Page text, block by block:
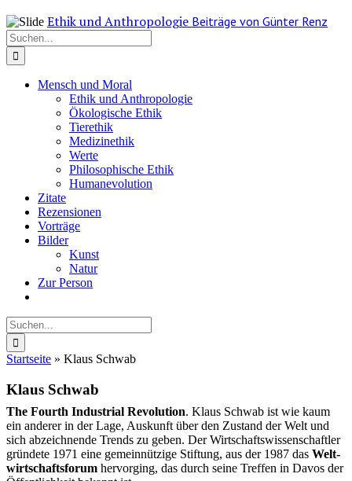
Zum
Inhalt
springen
Ethik und Anthropologie Beiträge von Günter Renz
Suche
nach:
Mensch und Moral
Ethik und Anthropologie
Ökologische Ethik
Tierethik
Medizinethik
Werte
Philosophische Ethik
Humanevolution
Zitate
Rezensionen
Vorträge
Bilder
Kunst
Natur
Zur Person
Suche
nach:
Startseite » Klaus Schwab
Klaus Schwab
The Fourth Indus­tri­al Revo­lu­ti­on. Klaus Schwab ist wie kaum
ein ande­rer in der Lage, Aus­kunft über den Zustand der Welt und
sich abzeich­nen­de Trends zu geben. Der Wirt­schafts­wis­sen­schaft­ler
grün­de­te 1971 eine gemein­nüt­zi­ge Stif­tung, aus der 1987 das Welt­
wirt­schafts­fo­rum her­vor­ging, das durch sei­ne Tref­fen in Davos der